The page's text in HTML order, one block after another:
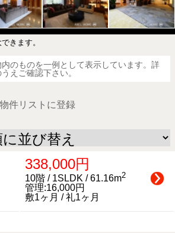
きます。
のものを一例として表示しています。詳
えご確認下さい。
件リストに登録
338,000円
10階 / 1SLDK / 61.16m2
管理:16,000円
敷1ヶ月 / 礼1ヶ月